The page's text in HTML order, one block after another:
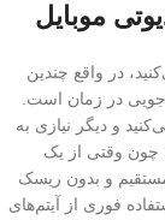
موبایل
در واقع چندین
در زمان است.
و دیگر نیازی به
چون وقتی از یک
و بدون ریسک
فوری از آیتم‌های